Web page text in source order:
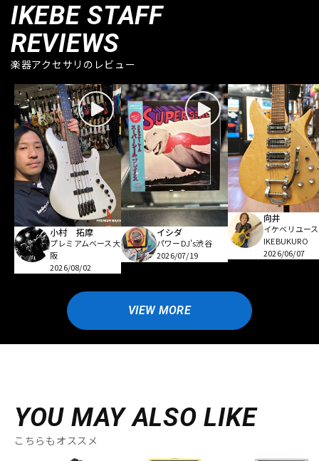
IKEBE STAFF
REVIEWS
楽器アクセサリのレビュー
小村 拓摩
プレミアムベース大
阪
2026/08/02
イシダ
パワーDJ's渋谷
2026/07/19
向井
イケベリユース
IKEBUKURO
2026/06/07
VIEW MORE
YOU MAY ALSO LIKE
こちらもオススメ